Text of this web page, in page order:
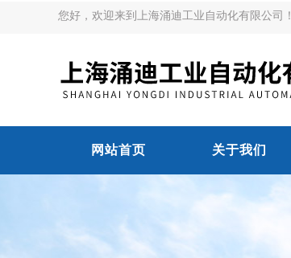
您好，欢迎来到上海涌迪工业自动化有限公司！
网站首页 关于我们